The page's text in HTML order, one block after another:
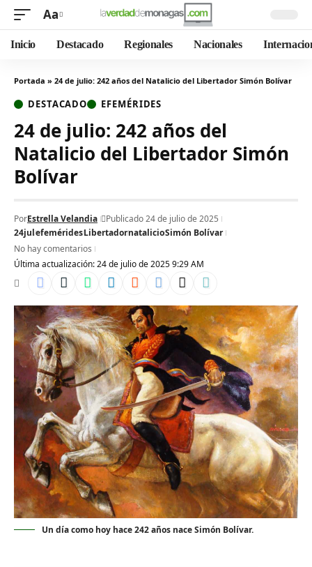
Aa
Inicio Destacado Regionales Nacionales
Portada » 24 de julio: 242 años del Natalicio del Libertador Simón Bolívar
DESTACADO EFEMÉRIDES
24 de julio: 242 años del
Natalicio del Libertador Simón
Bolívar
Última actualización: 24 de julio de 2025 9:29 AM
PorEstrella Velandia
Publicado 24 de julio de 2025
24julefeméridesLibertadornatalicioSimón Bolívar
No hay comentarios
Un día como hoy hace 242 años nace Simón Bolívar.